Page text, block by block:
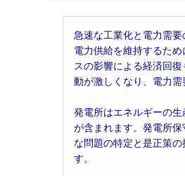
日:
急速な工業化と電力需
電力供給を維持するた
スの影響による経済回
動が激しくなり、電力需
発電所はエネルギーの
が含まれます。発電所
な問題の特定と是正策
す。